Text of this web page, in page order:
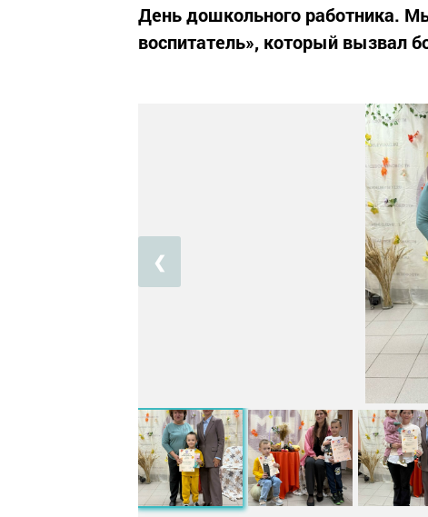
День дошкольного работника.
воспитатель», который вызвал
❮